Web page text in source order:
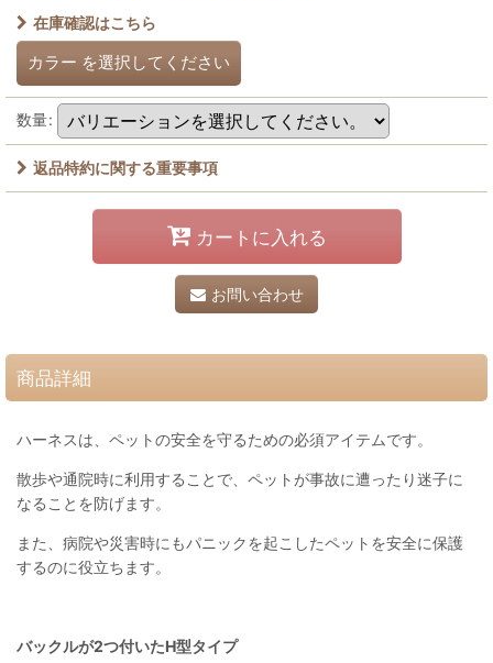
在庫確認はこちら
カラー を選択してください
数量:
返品特約に関する重要事項
カートに入れる
お問い合わせ
商品詳細
ハーネスは、ペットの安全を守るための必須アイテムです。
散歩や通院時に利用することで、ペットが事故に遭ったり迷子に
なることを防げます。
また、病院や災害時にもパニックを起こしたペットを安全に保護
するのに役立ちます。
バックルが2つ付いたH型タイプ